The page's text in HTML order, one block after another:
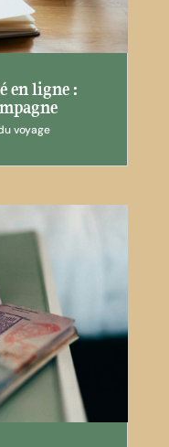
en ligne :
voyage